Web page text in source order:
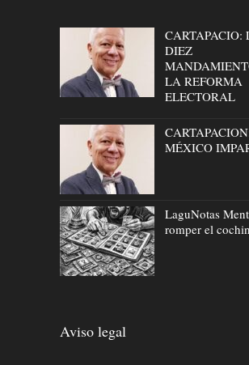
CARTAPACIO:
DIEZ
LA REFORMA
ELECTORAL
MÉXICO
LaguNotas
romper el
Aviso legal